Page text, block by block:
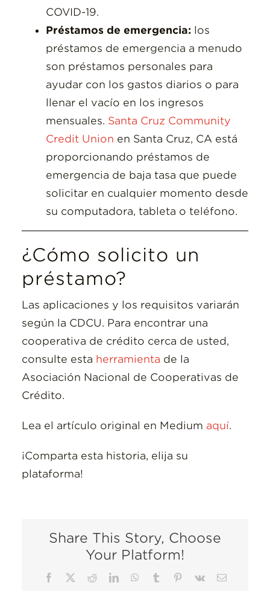
COVID-19.
Préstamos de emergencia: los
préstamos de emergencia a menudo
son préstamos personales para
ayudar con los gastos diarios o para
llenar el vacío en los ingresos
mensuales. Santa Cruz Community
Credit Union en Santa Cruz, CA está
proporcionando préstamos de
emergencia de baja tasa que puede
solicitar en cualquier momento desde
su computadora, tableta o teléfono.
¿Cómo solicito un
préstamo?
Las aplicaciones y los requisitos variarán
según la CDCU. Para encontrar una
cooperativa de crédito cerca de usted,
consulte esta herramienta de la
Asociación Nacional de Cooperativas de
Crédito.
Lea el artículo original en Medium aquí.
¡Comparta esta historia, elija su
plataforma!
Share This Story, Choose
Your Platform!
Facebook RedditLinkedInWhatsApp
Tumblr Pinterest
Vk Email